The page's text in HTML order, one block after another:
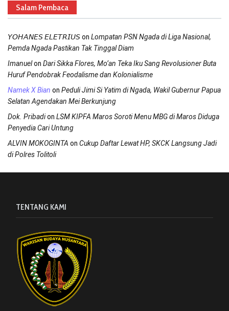
Salam Pembaca
𝘠𝘖𝘏𝘈𝘕𝘌𝘚 𝘌𝘓𝘌𝘛𝘙𝘐𝘜𝘚on Lompatan PSN Ngada di Liga Nasional,
Pemda Ngada Pastikan Tak Tinggal Diam
Imanuelon Dari Sikka Flores, Mo’an Teka Iku Sang Revolusioner Buta
Huruf Pendobrak Feodalisme dan Kolonialisme
Namek X Bian on Peduli Jimi Si Yatim di Ngada, Wakil Gubernur Papua
Selatan Agendakan Mei Berkunjung
Dok. Pribadion LSM KIPFA Maros Soroti Menu MBG di Maros Diduga
Penyedia Cari Untung
ALVIN MOKOGINTA on Cukup Daftar Lewat HP, SKCK Langsung Jadi
di Polres Tolitoli
TENTANG KAMI